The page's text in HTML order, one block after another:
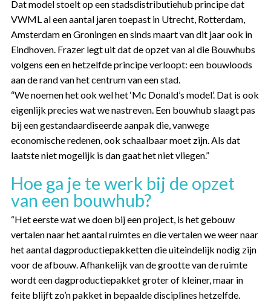
Dat model stoelt op een stadsdistributiehub principe dat
VWML al een aantal jaren toepast in Utrecht, Rotterdam,
Amsterdam en Groningen en sinds maart van dit jaar ook in
Eindhoven. Frazer legt uit dat de opzet van al die Bouwhubs
volgens een en hetzelfde principe verloopt: een bouwloods
aan de rand van het centrum van een stad.
“We noemen het ook wel het ‘Mc Donald’s model’. Dat is ook
eigenlijk precies wat we nastreven. Een bouwhub slaagt pas
bij een gestandaardiseerde aanpak die, vanwege
economische redenen, ook schaalbaar moet zijn. Als dat
laatste niet mogelijk is dan gaat het niet vliegen.”
Hoe ga je te werk bij de opzet
van een bouwhub?
“Het eerste wat we doen bij een project, is het gebouw
vertalen naar het aantal ruimtes en die vertalen we weer naar
het aantal dagproductiepakketten die uiteindelijk nodig zijn
voor de afbouw. Afhankelijk van de grootte van de ruimte
wordt een dagproductiepakket groter of kleiner, maar in
feite blijft zo’n pakket in bepaalde disciplines hetzelfde.